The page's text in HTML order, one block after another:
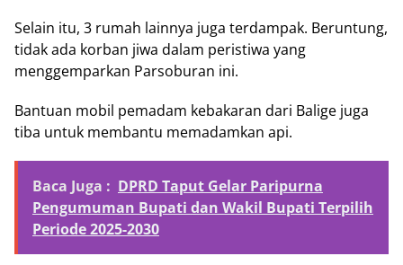
Selain itu, 3 rumah lainnya juga terdampak. Beruntung,
tidak ada korban jiwa dalam peristiwa yang
menggemparkan Parsoburan ini.
Bantuan mobil pemadam kebakaran dari Balige juga
tiba untuk membantu memadamkan api.
Baca Juga : DPRD Taput Gelar Paripurna
Pengumuman Bupati dan Wakil Bupati Terpilih
Periode 2025-2030